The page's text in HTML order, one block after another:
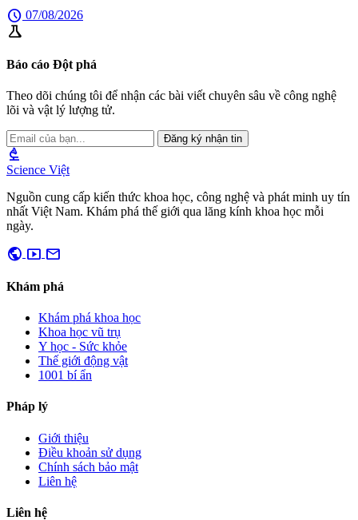
schedule 07/08/2026
science
Báo cáo Đột phá
Theo dõi chúng tôi để nhận các bài viết chuyên sâu về công nghệ
lõi và vật lý lượng tử.
Đăng ký nhận tin
biotech
Science Việt
Nguồn cung cấp kiến thức khoa học, công nghệ và phát minh uy tín
nhất Việt Nam. Khám phá thế giới qua lăng kính khoa học mỗi
ngày.
public smart_display mail
Khám phá
Khám phá khoa học
Khoa học vũ trụ
Y học - Sức khỏe
Thế giới động vật
1001 bí ẩn
Pháp lý
Giới thiệu
Điều khoản sử dụng
Chính sách bảo mật
Liên hệ
Liên hệ